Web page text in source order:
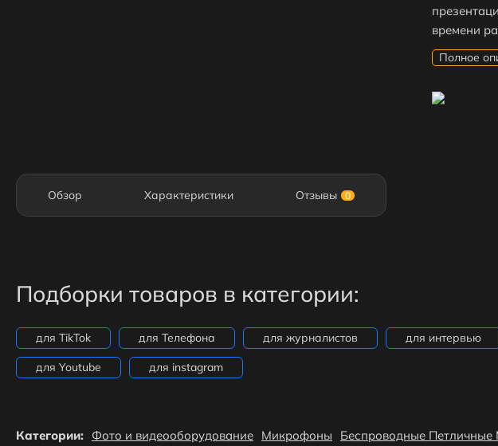
времени
Полное
Обзор Характеристики Отзывы 0
Подборки товаров в категории:
для TikTok для Телефона для журналистов для интервью
для Youtube для instagram
Категории: Фото и видеооборудование Микрофоны Беспроводные